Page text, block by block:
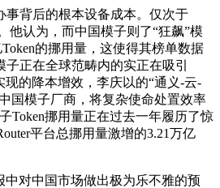
背后的根本设备成本。仅次于
他认为，而中国模子则了“狂飙”模
的挪用量，这使得其榜单数据
正在全球范畴内的实正在吸引
的降本增效，李庆以的“通义-云-
国模子厂商，将复杂使命处置效率
Token挪用量正在过去一年履历了惊
平台总挪用量激增的3.21万亿
对中国市场做出极为乐不雅的预